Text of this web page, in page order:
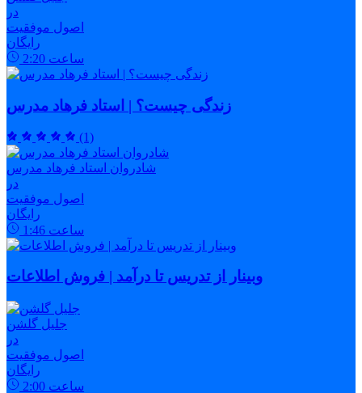
در
اصول موفقیت
رایگان
2:20 ساعت
زندگی چیست؟ | استاد فرهاد مدرس
(1)
شادروان استاد فرهاد مدرس
در
اصول موفقیت
رایگان
1:46 ساعت
وبینار از تدریس تا درآمد | فروش اطلاعات
جلیل گلشن
در
اصول موفقیت
رایگان
2:00 ساعت